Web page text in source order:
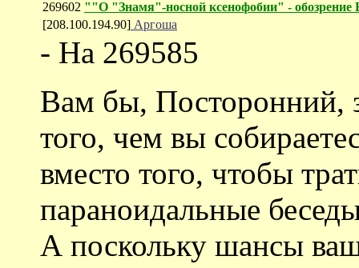
269602 ""О "Знамя"-носной ксенофобии" -
[208.100.194.90] Аргоша
- На 269585
Вам бы, Посторонний,
того, чем вы
вместо того, чтобы
параноидальные
А поскольку шансы